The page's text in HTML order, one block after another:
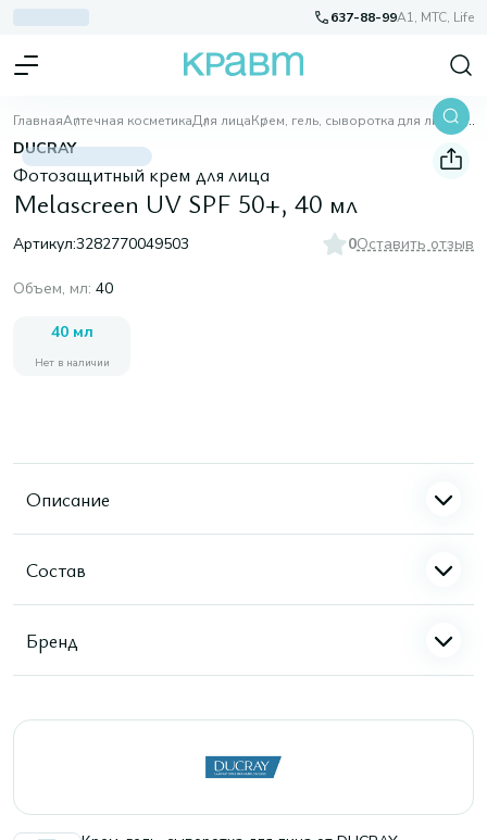
637-88-99A1, МТС, Life
ГлавнаяАптечная косметикаДля лицаКрем, гель, сыворотка для лица Melascreen UV SPF 50+, 40 мл
DUCRAY
Фотозащитный крем для лица
Melascreen UV SPF 50+, 40 мл
Артикул:3282770049503 0Оставить отзыв
Объем, мл: 40
40 мл
Нет в наличии
Описание
Состав
Бренд